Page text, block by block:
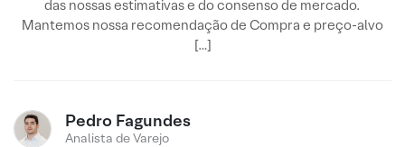
das nossas estimativas e do consenso de mercado.
Mantemos nossa recomendação de Compra e preço-alvo
[…]
Pedro Fagundes
Analista de Varejo